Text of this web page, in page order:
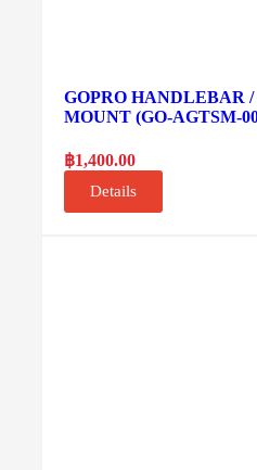
GOPRO HANDLEBAR /
MOUNT (GO-AGTSM-
฿1,400.00
Details